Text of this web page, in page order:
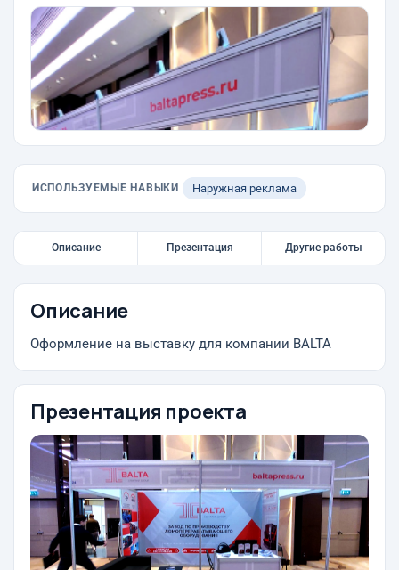
ИСПОЛЬЗУЕМЫЕ НАВЫКИ Наружная реклама
Описание Презентация Другие работы
Описание
Оформление на выставку для компании BALTA
Презентация проекта